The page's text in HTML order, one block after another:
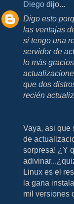
Diego dijo...
Digo esto
las ventajas
si tengo una
servidor de
lo más
que dos
recién
Vaya, asi que
de
sorpresa! ¿Y
Linux es el
la gana
mil versiones